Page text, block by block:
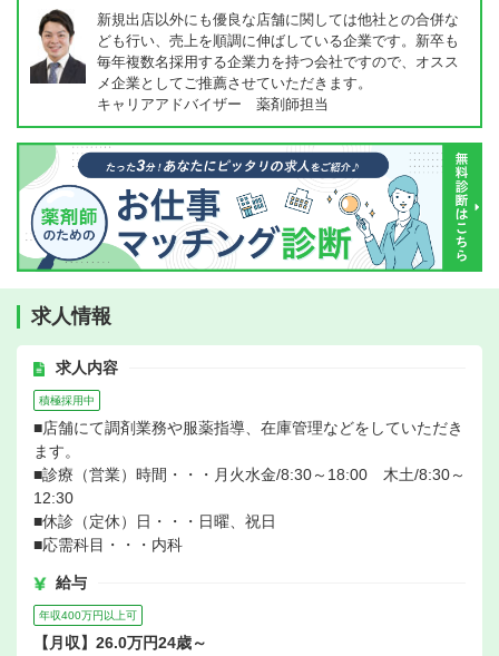
新規出店以外にも優良な店舗に関しては他社との合併な
ども行い、売上を順調に伸ばしている企業です。新卒も
毎年複数名採用する企業力を持つ会社ですので、オスス
メ企業としてご推薦させていただきます。
キャリアアドバイザー 薬剤師担当
求人情報
求人内容
積極採用中
■店舗にて調剤業務や服薬指導、在庫管理などをしていただき
ます。
■診療（営業）時間・・・月火水金/8:30～18:00 木土/8:30～
12:30
■休診（定休）日・・・日曜、祝日
■応需科目・・・内科
給与
年収400万円以上可
【月収】26.0万円24歳～